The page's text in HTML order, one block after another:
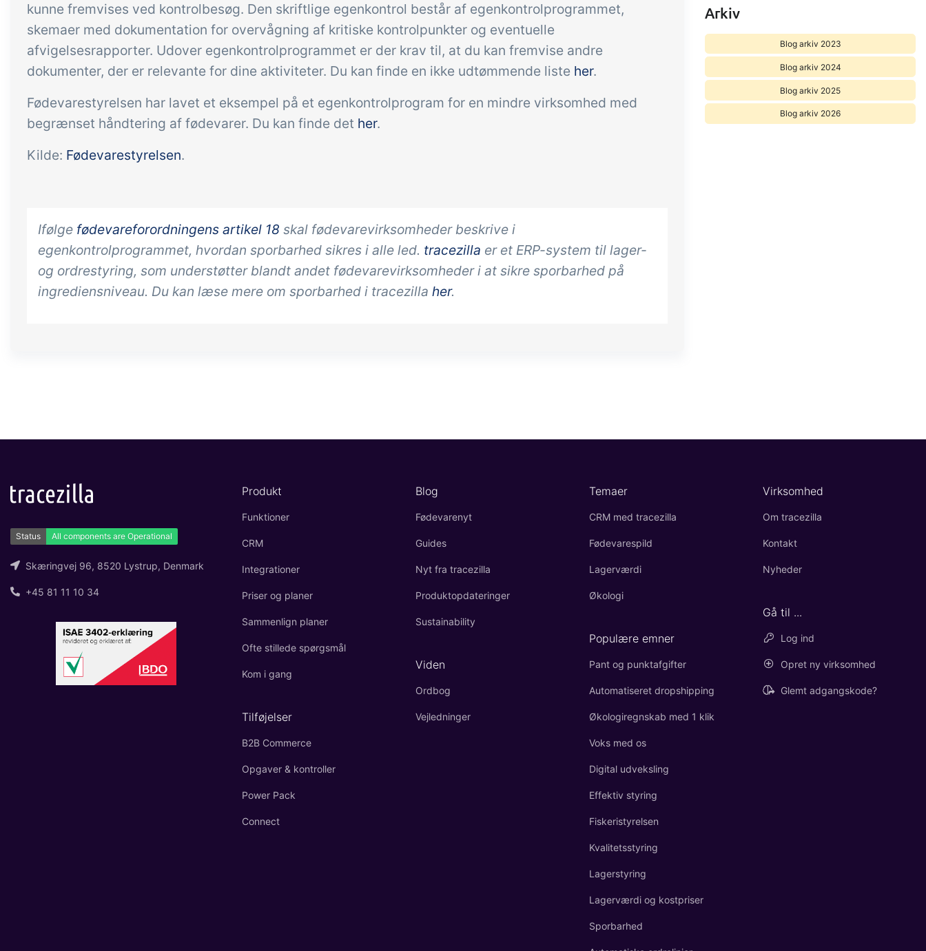
kunne fremvises ved kontrolbesøg. Den skriftlige egenkontrol består af egenkontrolprogrammet,
skemaer med dokumentation for overvågning af kritiske kontrolpunkter og eventuelle
afvigelsesrapporter. Udover egenkontrolprogrammet er der krav til, at du kan fremvise andre
dokumenter, der er relevante for dine aktiviteter. Du kan finde en ikke udtømmende liste her.
Fødevarestyrelsen har lavet et eksempel på et egenkontrolprogram for en mindre virksomhed med
begrænset håndtering af fødevarer. Du kan finde det her.
Kilde: Fødevarestyrelsen.
Ifølge fødevareforordningens artikel 18 skal fødevarevirksomheder beskrive i
egenkontrolprogrammet, hvordan sporbarhed sikres i alle led. tracezilla er et ERP-system til lager-
og ordrestyring, som understøtter blandt andet fødevarevirksomheder i at sikre sporbarhed på
ingrediensniveau. Du kan læse mere om sporbarhed i tracezilla her.
Arkiv
Blog arkiv 2023
Blog arkiv 2024
Blog arkiv 2025
Blog arkiv 2026
Skæringvej 96, 8520 Lystrup, Denmark
+45 81 11 10 34
Produkt
Funktioner
CRM
Integrationer
Priser og planer
Sammenlign planer
Ofte stillede spørgsmål
Kom i gang
Tilføjelser
B2B Commerce
Opgaver & kontroller
Power Pack
Connect
Blog
Fødevarenyt
Guides
Nyt fra tracezilla
Produktopdateringer
Sustainability
Viden
Ordbog
Vejledninger
Temaer
CRM med tracezilla
Fødevarespild
Lagerværdi
Økologi
Populære emner
Pant og punktafgifter
Automatiseret dropshipping
Økologiregnskab med 1 klik
Voks med os
Digital udveksling
Effektiv styring
Fiskeristyrelsen
Kvalitetsstyring
Lagerstyring
Lagerværdi og kostpriser
Sporbarhed
Virksomhed
Om tracezilla
Kontakt
Nyheder
Gå til ...
Log ind
Opret ny virksomhed
Glemt adgangskode?